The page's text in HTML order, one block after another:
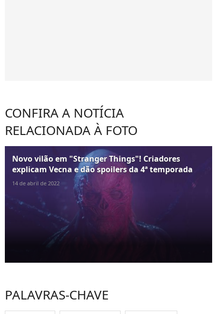
CONFIRA A NOTÍCIA
RELACIONADA À FOTO
Novo vilão em "Stranger Things"! Criadores
explicam Vecna e dão spoilers da 4ª temporada
14 de abril de 2022
PALAVRAS-CHAVE